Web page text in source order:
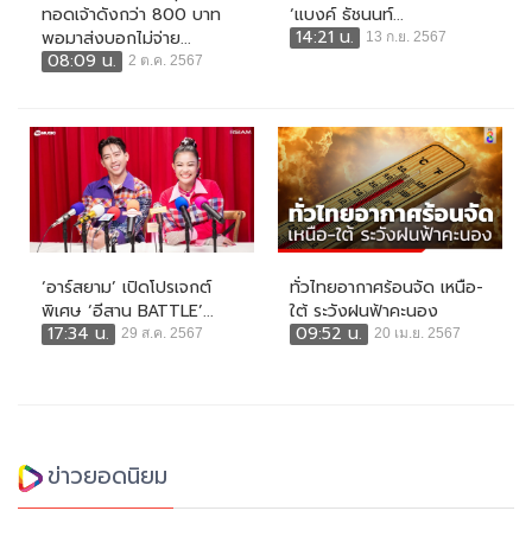
ทอดเจ้าดังกว่า 800 บาท
พอมาส่งบอกไม่จ่าย...
08:09 น.
2 ต.ค. 2567
‘แบงค์ ธัชนนท์...
14:21 น.
13 ก.ย. 2567
‘อาร์สยาม’ เปิดโปรเจกต์
พิเศษ ‘อีสาน BATTLE’...
17:34 น.
29 ส.ค. 2567
ทั่วไทยอากาศร้อนจัด เหนือ-
ใต้ ระวังฝนฟ้าคะนอง
09:52 น.
20 เม.ย. 2567
ข่าวยอดนิยม